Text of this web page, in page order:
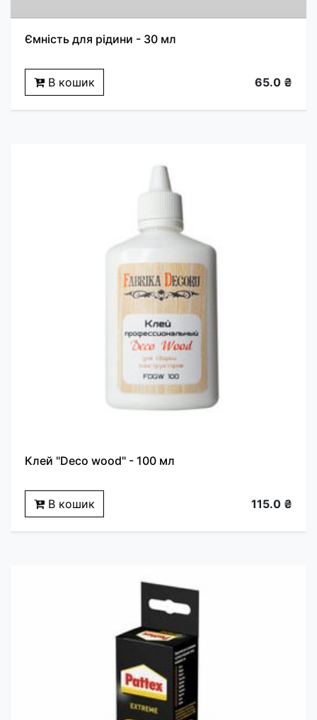
Ємність для рідини - 30 мл
В кошик 65.0 ₴
Клей "Deco wood" - 100 мл
В кошик 115.0 ₴